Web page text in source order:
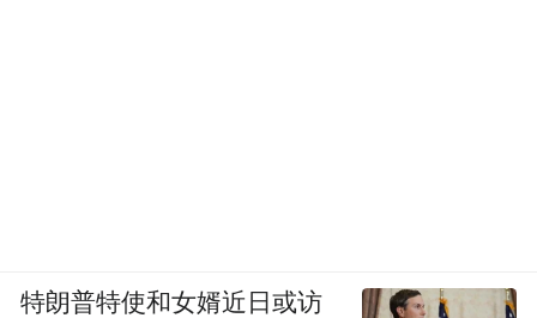
特朗普特使和女婿近日或访